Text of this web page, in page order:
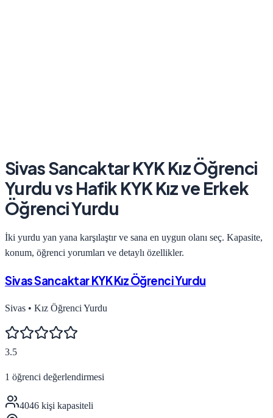
Sivas Sancaktar KYK Kız Öğrenci
Yurduvs Hafik KYK Kız ve Erkek
Öğrenci Yurdu
İki yurdu yan yana karşılaştır ve sana en uygun olanı seç. Kapasite,
konum, öğrenci yorumları ve detaylı özellikler.
Sivas Sancaktar KYK Kız Öğrenci Yurdu
Sivas • Kız Öğrenci Yurdu
3.5
1 öğrenci değerlendirmesi
4046 kişi kapasiteli